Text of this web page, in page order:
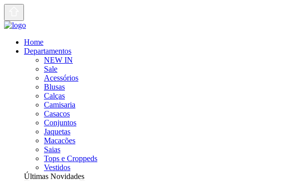
Home
Departamentos
NEW IN
Sale
Acessórios
Blusas
Calças
Camisaria
Casacos
Conjuntos
Jaquetas
Macacões
Saias
Tops e Croppeds
Vestidos
Últimas Novidades